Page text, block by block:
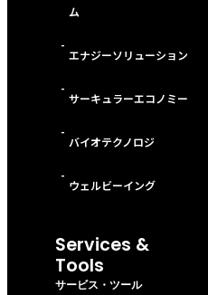
ム
-
エナジーソリューション
-
サーキュラーエコノミー
-
バイオテクノロジ
-
ウェルビーイング
Services &
Tools
サービス・ツール